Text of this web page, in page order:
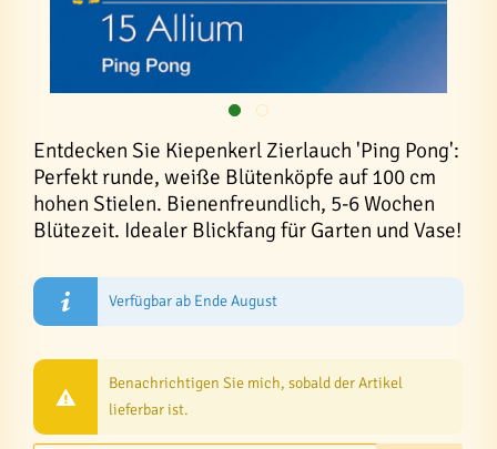
Entdecken Sie Kiepenkerl Zierlauch 'Ping Pong':
Perfekt runde, weiße Blütenköpfe auf 100 cm
hohen Stielen. Bienenfreundlich, 5-6 Wochen
Blütezeit. Idealer Blickfang für Garten und Vase!
Verfügbar ab Ende August
Benachrichtigen Sie mich, sobald der Artikel
lieferbar ist.